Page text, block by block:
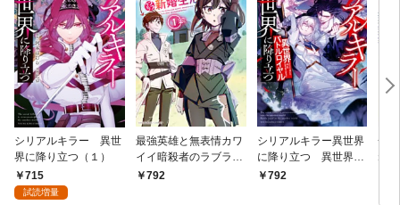
シリアルキラー 異世
界に降り立つ（１）
715
試読増量
最強英雄と無表情カワ
イイ暗殺者のラブラブ
新婚生活 １巻
792
シリアルキラー異世界
に降り立つ 異世界バ
トルロイヤル1巻
792
一
ね